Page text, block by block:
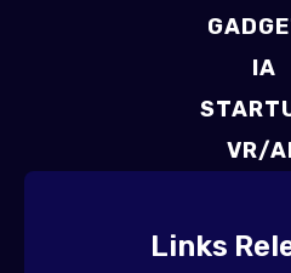
IA
VR/
Links